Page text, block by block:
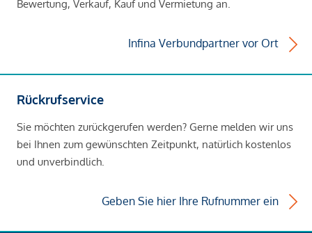
Bewertung, Verkauf, Kauf und Vermietung an.
Infina Verbundpartner vor Ort
Rückrufservice
Sie möchten zurückgerufen werden? Gerne melden wir uns
bei Ihnen zum gewünschten Zeitpunkt, natürlich kostenlos
und unverbindlich.
Geben Sie hier Ihre Rufnummer ein